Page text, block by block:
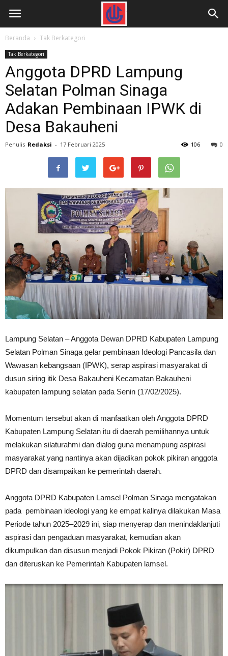
Beranda Tak Berkategori
Tak Berkategori
Anggota DPRD Lampung
Selatan Polman Sinaga
Adakan Pembinaan IPWK di
Desa Bakauheni
Penulis Redaksi - 17 Februari 2025 0
106
Lampung Selatan – Anggota Dewan DPRD Kabupaten Lampung
Selatan Polman Sinaga gelar pembinaan Ideologi Pancasila dan
Wawasan kebangsaan (IPWK), serap aspirasi masyarakat di
dusun siring itik Desa Bakauheni Kecamatan Bakauheni
kabupaten lampung selatan pada Senin (17/02/2025).
Momentum tersebut akan di manfaatkan oleh Anggota DPRD
Kabupaten Lampung Selatan itu di daerah pemilihannya untuk
melakukan silaturahmi dan dialog guna menampung aspirasi
masyarakat yang nantinya akan dijadikan pokok pikiran anggota
DPRD dan disampaikan ke pemerintah daerah.
Anggota DPRD Kabupaten Lamsel Polman Sinaga mengatakan
pada pembinaan ideologi yang ke empat kalinya dilakukan Masa
Periode tahun 2025–2029 ini, siap menyerap dan menindaklanjuti
aspirasi dan pengaduan masyarakat, kemudian akan
dikumpulkan dan disusun menjadi Pokok Pikiran (Pokir) DPRD
dan diteruskan ke Pemerintah Kabupaten lamsel.